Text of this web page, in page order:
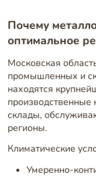
Почему
оптимальное
Московская
промышленных и
находятся
склады,
регионы.
Климатические
Умеренно-